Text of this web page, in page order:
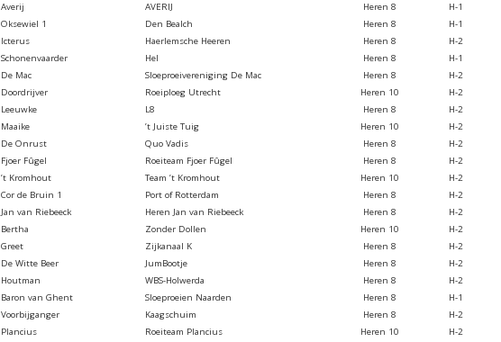
Averij AVERIJ Heren 8 H-1
Oksewiel 1 Den Bealch Heren 8 H-1
Icterus Haerlemsche Heeren Heren 8 H-2
Schonenvaarder Hel Heren 8 H-1
De Mac Sloeproeivereniging De Mac Heren 8 H-2
Doordrijver Roeiploeg Utrecht Heren 10 H-2
Leeuwke L8 Heren 8 H-2
Maaike ’t Juiste Tuig Heren 10 H-2
De Onrust Quo Vadis Heren 8 H-2
Fjoer Fûgel Roeiteam Fjoer Fûgel Heren 8 H-2
’t Kromhout Team ’t Kromhout Heren 10 H-2
Cor de Bruin 1 Port of Rotterdam Heren 8 H-2
Jan van Riebeeck Heren Jan van Riebeeck Heren 8 H-2
Bertha Zonder Dollen Heren 10 H-2
Greet Zijkanaal K Heren 8 H-2
De Witte Beer JumBootje Heren 8 H-2
Houtman WBS-Holwerda Heren 8 H-2
Baron van Ghent Sloeproeien Naarden Heren 8 H-1
Voorbijganger Kaagschuim Heren 8 H-2
Plancius Roeiteam Plancius Heren 10 H-2